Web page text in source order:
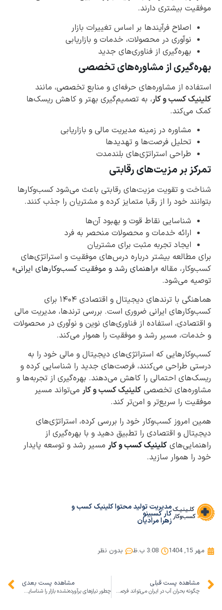
موفقیت بیشتری دارند.
اصلاح فرآیندها بر اساس تغییرات بازار
نوآوری در محصولات، خدمات و بازاریابی
بهره‌گیری از فناوری‌های جدید
بهره‌گیری از مشاوره‌های تخصصی
استفاده از مشاوره‌های حرفه‌ای و منابع تخصصی، مانند
کلینیک کسب و کار، به تصمیم‌گیری بهتر و کاهش ریسک‌ها
کمک می‌کند.
مشاوره در زمینه مدیریت مالی و بازاریابی
تحلیل فرصت‌ها و تهدیدها
طراحی استراتژی‌های بلندمدت
تمرکز بر مزیت‌های رقابتی
شناخت و تقویت مزیت‌های رقابتی باعث می‌شود کسب‌وکارها
بتوانند خود را از رقبا متمایز کرده و مشتریان را جذب کنند.
شناسایی نقاط قوت و بهبود آن‌ها
ارائه خدمات و محصولات منحصر به فرد
ایجاد تجربه مثبت برای مشتریان
برای مطالعه بیشتر درباره درس‌های موفقیت و استراتژی‌های
کسب‌وکار، مقاله «راهنمای رشد و موفقیت کسب‌وکارهای ایرانی»
توصیه می‌شود.
هماهنگی با ترندهای دیجیتال و اقتصادی ۱۴۰۴ برای
کسب‌وکارهای ایرانی ضروری است. بررسی ترندها، مدیریت مالی
و اقتصادی، استفاده از فناوری‌های نوین و نوآوری در محصولات
و خدمات، مسیر رشد و موفقیت را هموار می‌کند.
کسب‌وکارهایی که استراتژی‌های دیجیتال و مالی خود را به
درستی طراحی می‌کنند، فرصت‌های جدید را شناسایی کرده و
ریسک‌های احتمالی را کاهش می‌دهند. بهره‌گیری از تجربه‌ها و
مشاوره‌های تخصصی کلینیک کسب و کار می‌تواند مسیر
موفقیت را سریع‌تر و امن‌تر کند.
همین امروز کسب‌وکار خود را بررسی کرده، استراتژی‌های
دیجیتال و اقتصادی را تطبیق دهید و با بهره‌گیری از
راهنمایی‌های کلینیک کسب و کار مسیر رشد و توسعه پایدار
خود را هموار سازید.
مدیریت تولید محتوا کلینیک کسب و
کار کسبینو
زهرا مرادیان
مهر 15, 1404 3:08 ب.ظ بدون نظر
مشاهده پست قبلی
چگونه بحران آب در ایران می‌تواند فرصت‌های جدیدی برای کسب‌وکارهای پایدار ایجاد کند؟
مشاهده پست بعدی
چطور نیازهای برآورده‌نشده بازار را شناسایی کنیم؟ راهنمای تخصصی کلینیک کسب‌وکار برای کارآفرینان ایرانی